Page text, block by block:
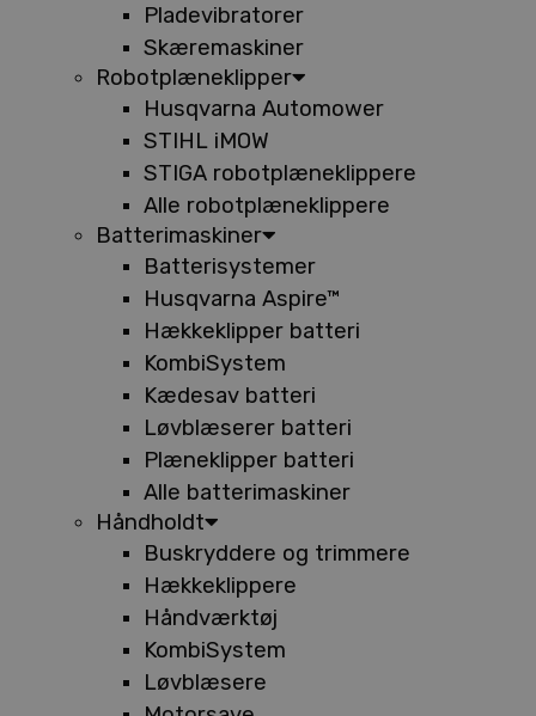
Pladevibratorer
Skæremaskiner
Robotplæneklipper
Husqvarna Automower
STIHL iMOW
STIGA robotplæneklippere
Alle robotplæneklippere
Batterimaskiner
Batterisystemer
Husqvarna Aspire™
Hækkeklipper batteri
KombiSystem
Kædesav batteri
Løvblæserer batteri
Plæneklipper batteri
Alle batterimaskiner
Håndholdt
Buskryddere og trimmere
Hækkeklippere
Håndværktøj
KombiSystem
Løvblæsere